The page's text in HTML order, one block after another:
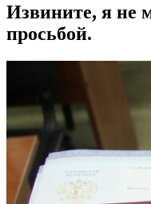
Извините, я не
просьбой.